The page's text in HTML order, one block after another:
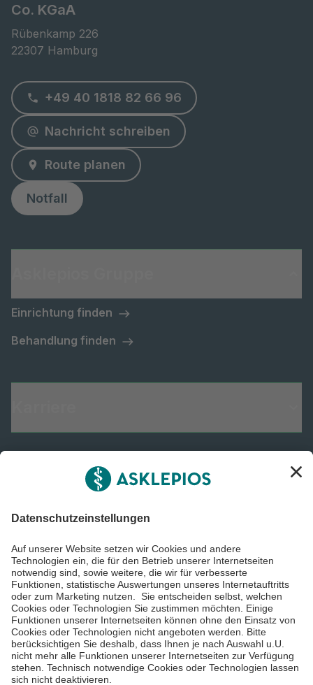
Co. KGaA
Rübenkamp 226
22307 Hamburg
+49 40 1818 82 66 96
Nachricht schreiben
Route planen
Notfall
Einrichtung finden
Behandlung finden
Informiert bleiben
Impressum
Datenschutzinformationen
Barrierefreiheit